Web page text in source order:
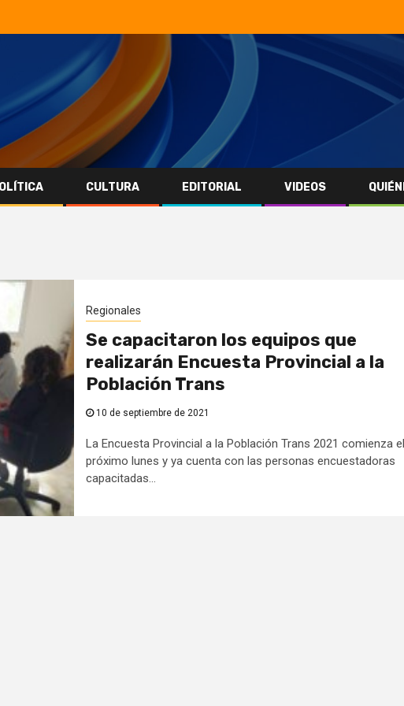
CULTURA EDITORIAL VIDEOS
Regionales
Se capacitaron los equipos que
realizarán Encuesta Provincial a la
Población Trans
10 de septiembre de 2021
La Encuesta Provincial a la Población Trans 2021 comienza el
próximo lunes y ya cuenta con las personas encuestadoras
capacitadas...